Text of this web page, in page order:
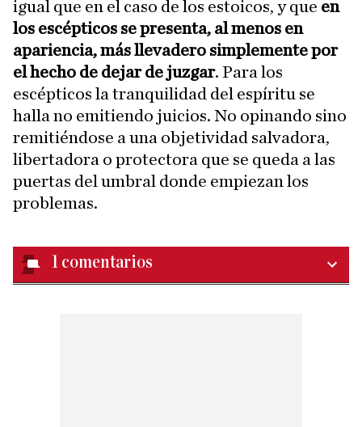
igual que en el caso de los estoicos, y que en
los escépticos se presenta, al menos en
apariencia, más llevadero simplemente por
el hecho de dejar de juzgar. Para los
escépticos la tranquilidad del espíritu se
halla no emitiendo juicios. No opinando sino
remitiéndose a una objetividad salvadora,
libertadora o protectora que se queda a las
puertas del umbral donde empiezan los
problemas.
1 comentarios